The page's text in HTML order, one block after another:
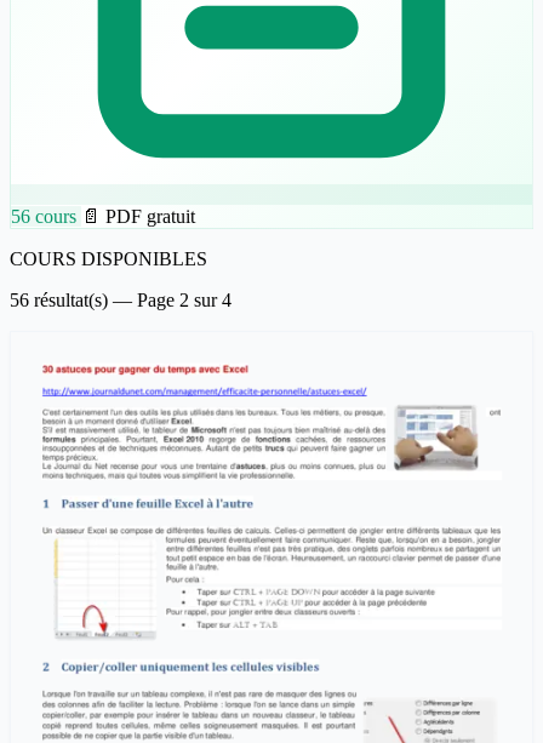
56 cours 📄 PDF gratuit
COURS DISPONIBLES
56 résultat(s) — Page 2 sur 4